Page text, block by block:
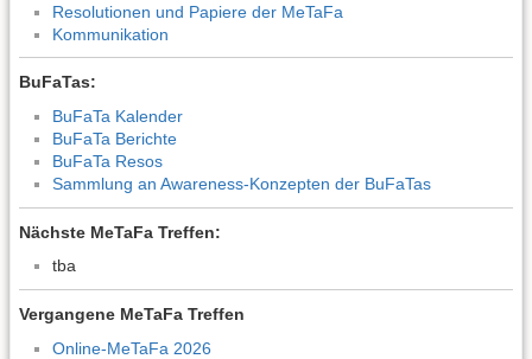
Resolutionen und Papiere der MeTaFa
Kommunikation
BuFaTas:
BuFaTa Kalender
BuFaTa Berichte
BuFaTa Resos
Sammlung an Awareness-Konzepten der BuFaTas
Nächste MeTaFa Treffen:
tba
Vergangene MeTaFa Treffen
Online-MeTaFa 2026